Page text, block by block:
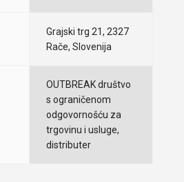
Grajski trg 21, 2327
Rače, Slovenija
OUTBREAK društvo
s ograničenom
odgovornošću za
trgovinu i usluge,
distributer